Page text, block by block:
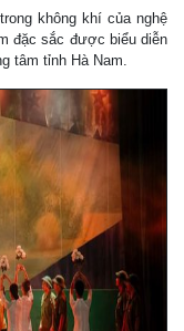
không khí của nghệ
đặc sắc được biểu diễn
tâm tỉnh Hà Nam.